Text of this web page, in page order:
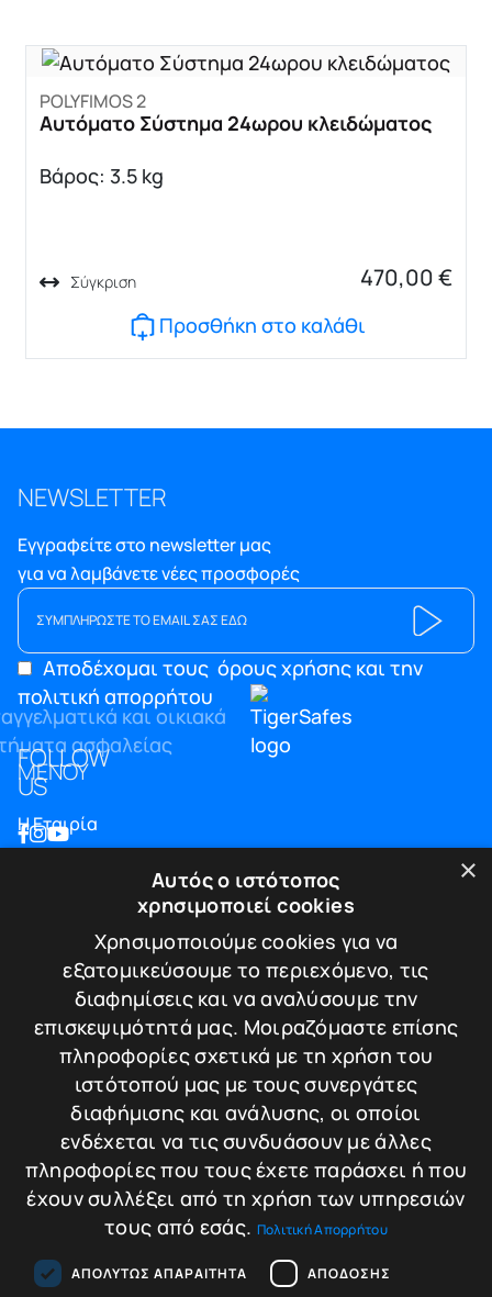
POLYFIMOS 2
Αυτόματο Σύστημα 24ωρου κλειδώματος
Βάρος: 3.5 kg
Σύγκριση 470,00€
Προσθήκη στο καλάθι
NEWSLETTER
Εγγραφείτε στο newsletter μας
για να λαμβάνετε νέες προσφορές
Αποδέχομαι τους όρους χρήσης και την
πολιτική απορρήτου
FOLLOW
US
ΜΕΝΟΥ
Η Εταιρία
ΠΛΗΡΟΦΟΡΙΕΣ
Υπηρεσίες
Πιστοποιήσεις
Πολιτική απορρήτου
Τρόποι πληρωμής
Πολιτική Επιστροφών / Ακυρώσεων
ΕΠΙΚΟΙΝΩΝΙΑ
Λεωφ. Κωνσταντίνου Καραμανλή 174
Τ.Κ. 542 48 - Θεσσαλονίκη
T.+30.2310.30.39.35T.+30.2310.220.221
E.info@tigersafes.gr
×
Αυτός ο ιστότοπος
χρησιμοποιεί cookies
Χρησιμοποιούμε cookies για να
εξατομικεύσουμε το περιεχόμενο, τις
διαφημίσεις και να αναλύσουμε την
επισκεψιμότητά μας. Μοιραζόμαστε επίσης
πληροφορίες σχετικά με τη χρήση του
ιστότοπού μας με τους συνεργάτες
διαφήμισης και ανάλυσης, οι οποίοι
ενδέχεται να τις συνδυάσουν με άλλες
πληροφορίες που τους έχετε παράσχει ή που
έχουν συλλέξει από τη χρήση των υπηρεσιών
τους από εσάς. Πολιτική Απορρήτου
ΑΠΟΛΎΤΩΣ ΑΠΑΡΑΊΤΗΤΑ ΑΠΌΔΟΣΗΣ